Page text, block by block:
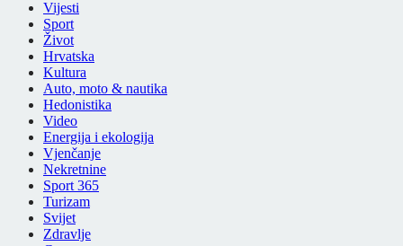
Vijesti
Sport
Život
Hrvatska
Kultura
Auto, moto & nautika
Hedonistika
Video
Energija i ekologija
Vjenčanje
Nekretnine
Sport 365
Turizam
Svijet
Zdravlje